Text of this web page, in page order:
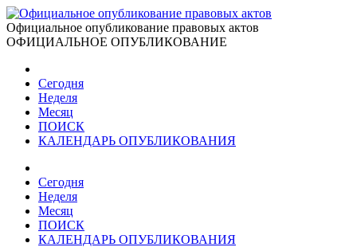
Официальное опубликование правовых актов
ОФИЦИАЛЬНОЕ ОПУБЛИКОВАНИЕ
Сегодня
Неделя
Месяц
ПОИСК
КАЛЕНДАРЬ ОПУБЛИКОВАНИЯ
Сегодня
Неделя
Месяц
ПОИСК
КАЛЕНДАРЬ ОПУБЛИКОВАНИЯ